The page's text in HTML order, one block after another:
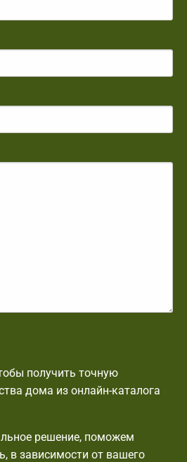
получить точную
дома из онлайн-каталога
решение, поможем
в зависимости от вашего